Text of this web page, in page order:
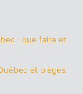
: que faire et
et pièges